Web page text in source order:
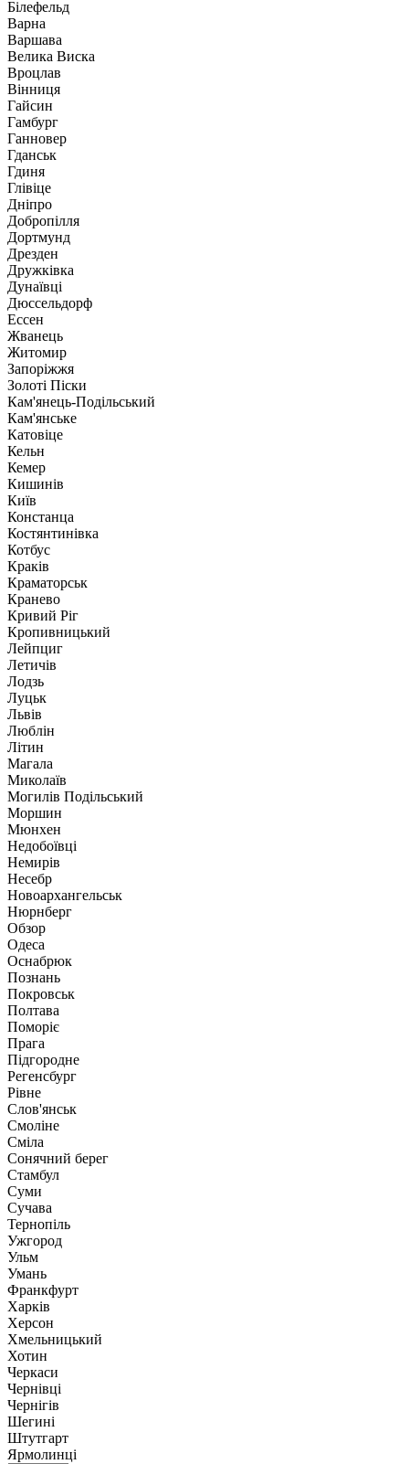
Білефельд
Варна
Варшава
Велика Виска
Вроцлав
Вінниця
Гайсин
Гамбург
Ганновер
Гданськ
Гдиня
Глівіце
Дніпро
Добропілля
Дортмунд
Дрезден
Дружківка
Дунаївці
Дюссельдорф
Ессен
Жванець
Житомир
Запоріжжя
Золоті Піски
Кам'янець-Подільський
Кам'янське
Катовіце
Кельн
Кемер
Кишинів
Київ
Констанца
Костянтинівка
Котбус
Краків
Краматорськ
Кранево
Кривий Ріг
Кропивницький
Лейпциг
Летичів
Лодзь
Луцьк
Львів
Люблін
Літин
Магала
Миколаїв
Могилів Подільський
Моршин
Мюнхен
Недобоївці
Немирів
Несебр
Новоархангельськ
Нюрнберг
Обзор
Одеса
Оснабрюк
Познань
Покровськ
Полтава
Поморіє
Прага
Підгородне
Регенсбург
Рівне
Слов'янськ
Смоліне
Сміла
Сонячний берег
Стамбул
Суми
Сучава
Тернопіль
Ужгород
Ульм
Умань
Франкфурт
Харків
Херсон
Хмельницький
Хотин
Черкаси
Чернівці
Чернігів
Шегині
Штутгарт
Ярмолинці